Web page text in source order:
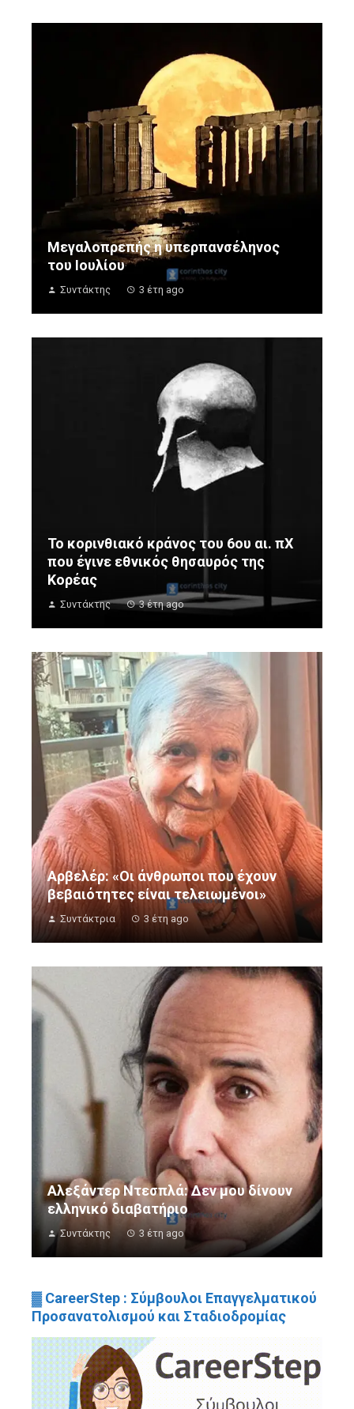
Μεγαλοπρεπής η υπερπανσέληνος
του Ιουλίου
Συντάκτης 3 έτη ago
Το κορινθιακό κράνος του 6ου αι. πΧ
που έγινε εθνικός θησαυρός της
Κορέας
Συντάκτης 3 έτη ago
Αρβελέρ: «Οι άνθρωποι που έχουν
βεβαιότητες είναι τελειωμένοι»
Συντάκτρια 3 έτη ago
Αλεξάντερ Ντεσπλά: Δεν μου δίνουν
ελληνικό διαβατήριο
Συντάκτης 3 έτη ago
▓ CareerStep : Σύμβουλοι Επαγγελματικού
Προσανατολισμού και Σταδιοδρομίας